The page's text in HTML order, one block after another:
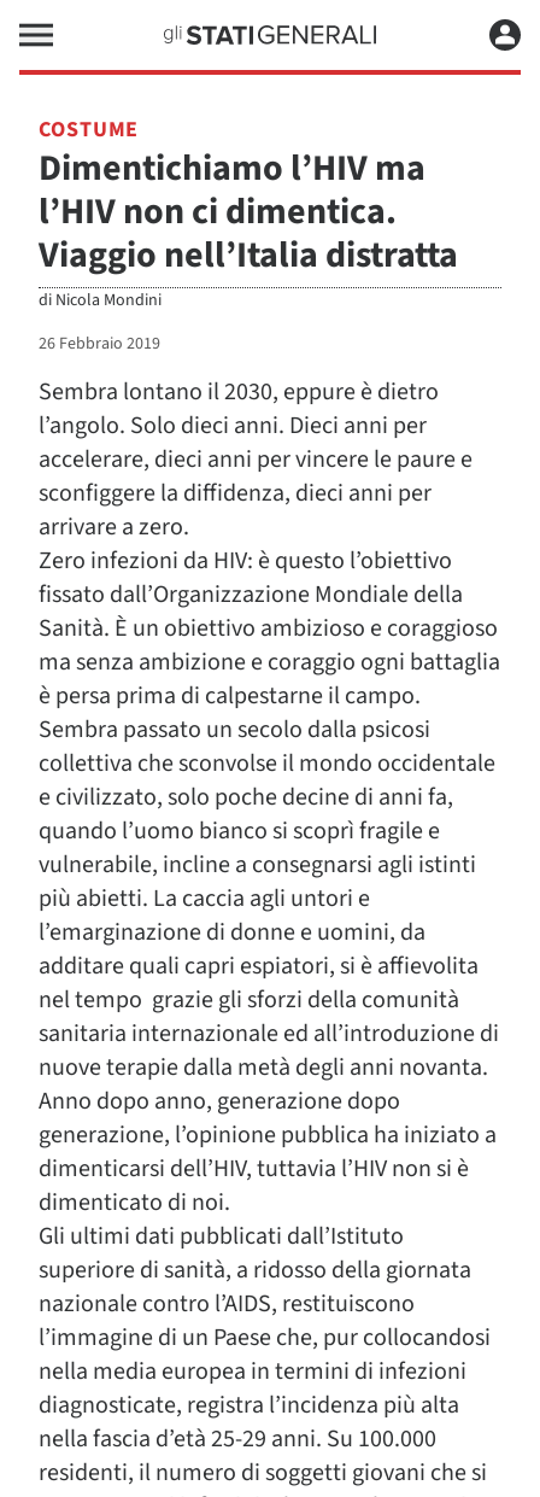
COSTUME
Dimentichiamo l’HIV ma
l’HIV non ci dimentica.
Viaggio nell’Italia distratta
di Nicola Mondini
26 Febbraio 2019
Sembra lontano il 2030, eppure è dietro
l’angolo. Solo dieci anni. Dieci anni per
accelerare, dieci anni per vincere le paure e
sconfiggere la diffidenza, dieci anni per
arrivare a zero.
Zero infezioni da HIV: è questo l’obiettivo
fissato dall’Organizzazione Mondiale della
Sanità. È un obiettivo ambizioso e coraggioso
ma senza ambizione e coraggio ogni battaglia
è persa prima di calpestarne il campo.
Sembra passato un secolo dalla psicosi
collettiva che sconvolse il mondo occidentale
e civilizzato, solo poche decine di anni fa,
quando l’uomo bianco si scoprì fragile e
vulnerabile, incline a consegnarsi agli istinti
più abietti. La caccia agli untori e
l’emarginazione di donne e uomini, da
additare quali capri espiatori, si è affievolita
nel tempo grazie gli sforzi della comunità
sanitaria internazionale ed all’introduzione di
nuove terapie dalla metà degli anni novanta.
Anno dopo anno, generazione dopo
generazione, l’opinione pubblica ha iniziato a
dimenticarsi dell’HIV, tuttavia l’HIV non si è
dimenticato di noi.
Gli ultimi dati pubblicati dall’Istituto
superiore di sanità, a ridosso della giornata
nazionale contro l’AIDS, restituiscono
l’immagine di un Paese che, pur collocandosi
nella media europea in termini di infezioni
diagnosticate, registra l’incidenza più alta
nella fascia d’età 25-29 anni. Su 100.000
residenti, il numero di soggetti giovani che si